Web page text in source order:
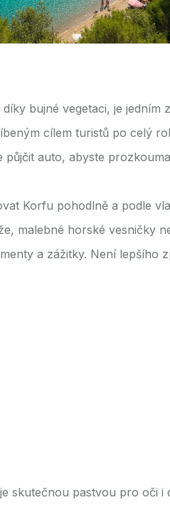
bujné vegetaci, je jedním
cílem turistů po celý
auto, abyste
Korfu pohodlně a podle
malebné horské vesničky
a zážitky. Není lepšího
skutečnou pastvou pro oči i